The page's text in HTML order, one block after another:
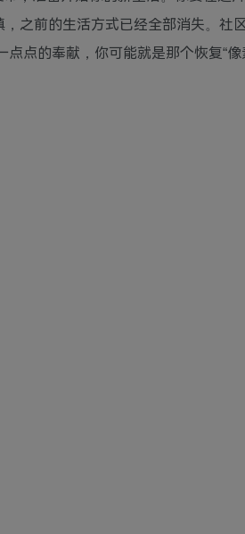
之前的生活方式已经全部消失。社
点的奉献，你可能就是那个恢复“像